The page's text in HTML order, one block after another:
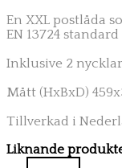
En XXL postlåda
EN 13724 standard
Inklusive 2
Mått (HxBxD)
Tillverkad i
Liknande